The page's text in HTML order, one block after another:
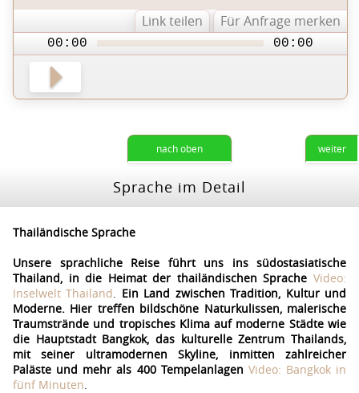
Link teilen Für Anfrage merken
00:00 00:00
nach oben weiter
Sprache im Detail
Thailändische Sprache
Unsere sprachliche Reise führt uns ins südostasiatische
Thailand, in die Heimat der thailändischen Sprache Video:
Inselwelt Thailand
Ein Land zwischen Tradition, Kultur und
Moderne. Hier treffen bildschöne Naturkulissen, malerische
Traumstrände und tropisches Klima auf moderne Städte wie
die Hauptstadt Bangkok, das kulturelle Zentrum Thailands,
mit seiner ultramodernen Skyline, inmitten zahlreicher
Paläste und mehr als 400 Tempelanlagen Video: Bangkok in
fünf Minuten